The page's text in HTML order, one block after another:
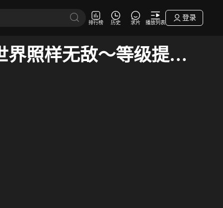
排行榜 历史 求片 播放列表
登录
在异世界获得超强能力的我，在现实世界照样无敌～等级提升改变人生命运～ SP